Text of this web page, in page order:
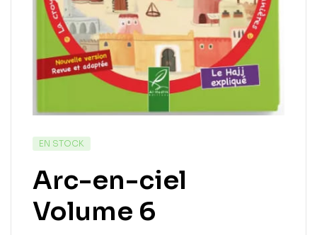
EN STOCK
Arc-en-ciel
Volume 6